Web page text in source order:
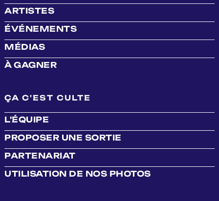
ARTISTES
ÉVÉNEMENTS
MÉDIAS
À GAGNER
ÇA C'EST CULTE
L'ÉQUIPE
PROPOSER UNE SORTIE
PARTENARIAT
UTILISATION DE NOS PHOTOS